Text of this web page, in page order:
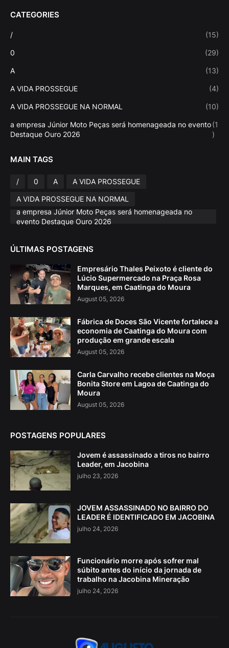
CATEGORIES
/ (15)
0 (29)
A (13)
A VIDA PROSSEGUE (4)
A VIDA PROSSEGUE NA NORMAL (10)
a empresa Júnior Moto Peças será homenageada no evento
Destaque Ouro 2026
(1
)
MAIN TAGS
/ 0 A
A VIDA PROSSEGUE
A VIDA PROSSEGUE NA NORMAL
a empresa Júnior Moto Peças será homenageada no
evento Destaque Ouro 2026
ÚLTIMAS POSTAGENS
Empresário Thales Peixoto é cliente do
Lúcio Supermercado na Praça Rosa
Marques, em Caatinga do Moura
August 05, 2026
Fábrica de Doces São Vicente fortalece a
economia de Caatinga do Moura com
produção em grande escala
August 05, 2026
Carla Carvalho recebe clientes na Moça
Bonita Store em Lagoa de Caatinga do
Moura
August 05, 2026
POSTAGENS POPULARES
Jovem é assassinado a tiros no bairro
Leader, em Jacobina
julho 23, 2026
JOVEM ASSASSINADO NO BAIRRO DO
LEADER É IDENTIFICADO EM JACOBINA
julho 24, 2026
Funcionário morre após sofrer mal
súbito antes do início da jornada de
trabalho na Jacobina Mineração
julho 24, 2026